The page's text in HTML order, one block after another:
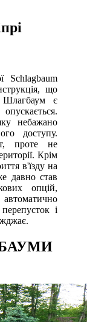
Schlagbaum
що
Шлагбаум є
небажано
доступу.
проте не
Крім
в'їзду на
давно став
опцій,
і